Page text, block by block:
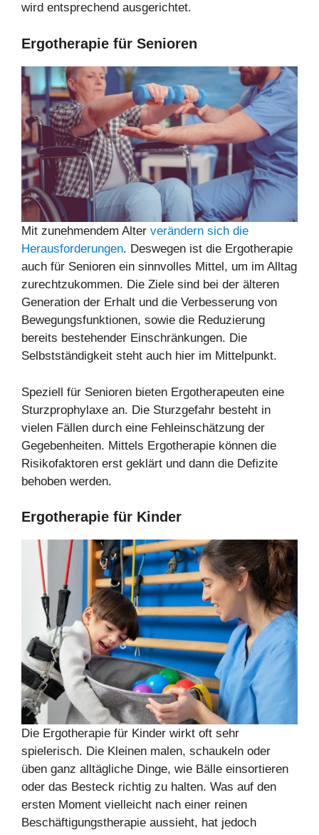
wird entsprechend ausgerichtet.
Ergotherapie für Senioren
Mit zunehmendem Alter verändern sich die
Herausforderungen. Deswegen ist die Ergotherapie
auch für Senioren ein sinnvolles Mittel, um im Alltag
zurechtzukommen. Die Ziele sind bei der älteren
Generation der Erhalt und die Verbesserung von
Bewegungsfunktionen, sowie die Reduzierung
bereits bestehender Einschränkungen. Die
Selbstständigkeit steht auch hier im Mittelpunkt.
Speziell für Senioren bieten Ergotherapeuten eine
Sturzprophylaxe an. Die Sturzgefahr besteht in
vielen Fällen durch eine Fehleinschätzung der
Gegebenheiten. Mittels Ergotherapie können die
Risikofaktoren erst geklärt und dann die Defizite
behoben werden.
Ergotherapie für Kinder
Die Ergotherapie für Kinder wirkt oft sehr
spielerisch. Die Kleinen malen, schaukeln oder
üben ganz alltägliche Dinge, wie Bälle einsortieren
oder das Besteck richtig zu halten. Was auf den
ersten Moment vielleicht nach einer reinen
Beschäftigungstherapie aussieht, hat jedoch